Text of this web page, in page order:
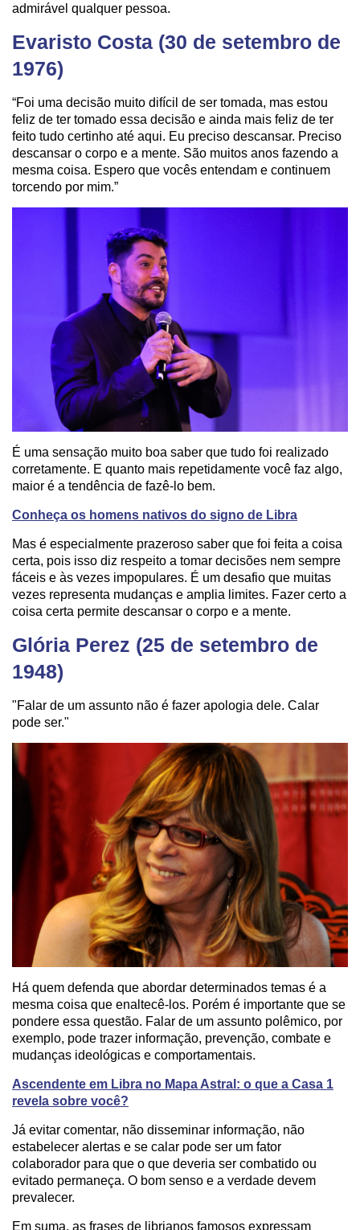
admirável qualquer pessoa.
Evaristo Costa (30 de setembro de
1976)
“Foi uma decisão muito difícil de ser tomada, mas estou
feliz de ter tomado essa decisão e ainda mais feliz de ter
feito tudo certinho até aqui. Eu preciso descansar. Preciso
descansar o corpo e a mente. São muitos anos fazendo a
mesma coisa. Espero que vocês entendam e continuem
torcendo por mim.”
É uma sensação muito boa saber que tudo foi realizado
corretamente. E quanto mais repetidamente você faz algo,
maior é a tendência de fazê-lo bem.
Conheça os homens nativos do signo de Libra
Mas é especialmente prazeroso saber que foi feita a coisa
certa, pois isso diz respeito a tomar decisões nem sempre
fáceis e às vezes impopulares. É um desafio que muitas
vezes representa mudanças e amplia limites. Fazer certo a
coisa certa permite descansar o corpo e a mente.
Glória Perez (25 de setembro de
1948)
"Falar de um assunto não é fazer apologia dele. Calar
pode ser."
Há quem defenda que abordar determinados temas é a
mesma coisa que enaltecê-los. Porém é importante que se
pondere essa questão. Falar de um assunto polêmico, por
exemplo, pode trazer informação, prevenção, combate e
mudanças ideológicas e comportamentais.
Ascendente em Libra no Mapa Astral: o que a Casa 1
revela sobre você?
Já evitar comentar, não disseminar informação, não
estabelecer alertas e se calar pode ser um fator
colaborador para que o que deveria ser combatido ou
evitado permaneça. O bom senso e a verdade devem
prevalecer.
Em suma, as frases de librianos famosos expressam